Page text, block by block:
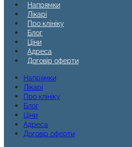
Напрямки
Лікарі
Про клініку
Блог
Ціни
Адреса
Договір оферти
Напрямки
Лікарі
Про клініку
Блог
Ціни
Адреса
Договір оферти